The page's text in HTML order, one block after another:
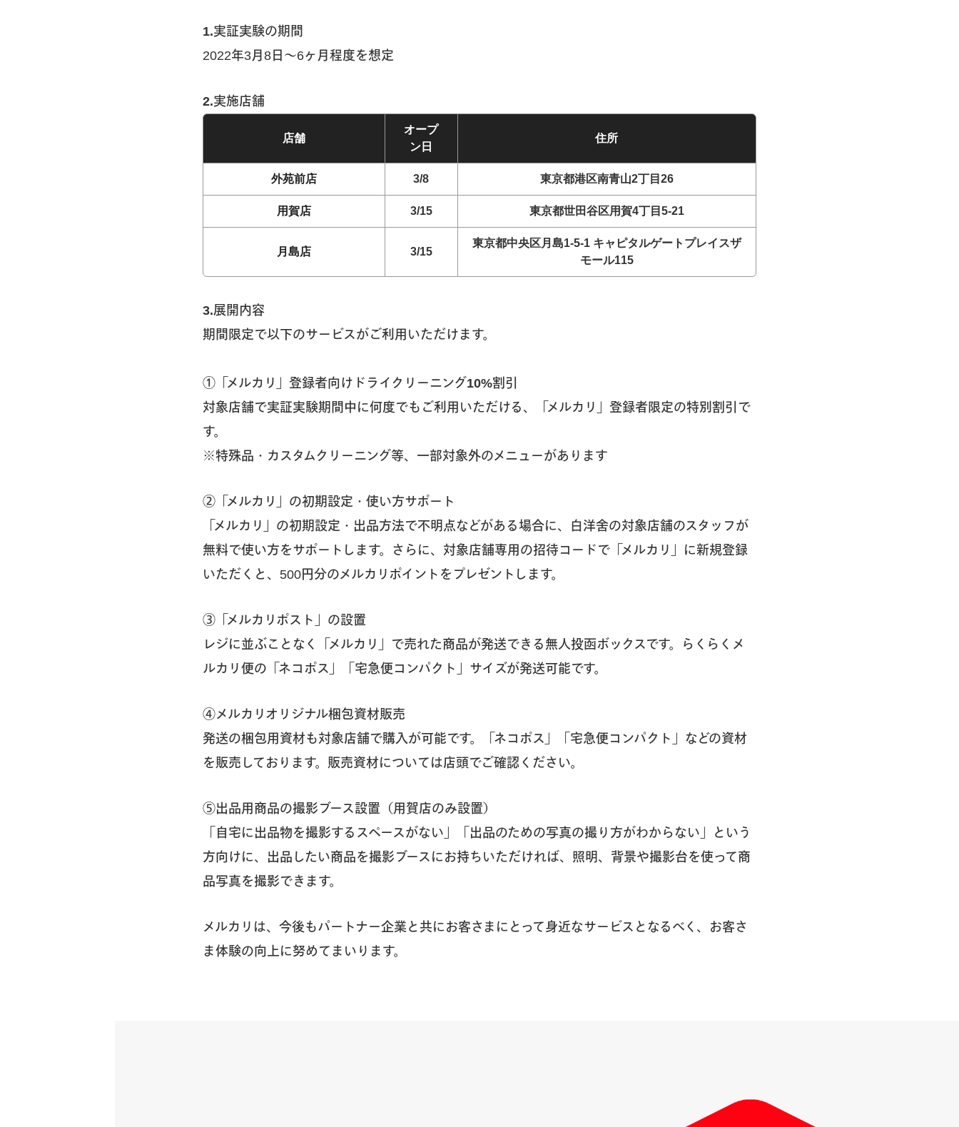
1.実証実験の期間
2022年3月8日〜6ヶ月程度を想定
2.実施店舗
店舗
オープ
ン日
住所
外苑前店 3/8 東京都港区南青山2丁目26
用賀店 3/15 東京都世田谷区用賀4丁目5-21
月島店 3/15
東京都中央区月島1-5-1 キャピタルゲートプレイスザ
モール115
3.展開内容
期間限定で以下のサービスがご利用いただけます。
①「メルカリ」登録者向けドライクリーニング10%割引
対象店舗で実証実験期間中に何度でもご利用いただける、「メルカリ」登録者限定の特別割引で
す。
※特殊品・カスタムクリーニング等、一部対象外のメニューがあります
②「メルカリ」の初期設定・使い方サポート
「メルカリ」の初期設定・出品方法で不明点などがある場合に、白洋舍の対象店舗のスタッフが
無料で使い方をサポートします。さらに、対象店舗専用の招待コードで「メルカリ」に新規登録
いただくと、500円分のメルカリポイントをプレゼントします。
③「メルカリポスト」の設置
レジに並ぶことなく「メルカリ」で売れた商品が発送できる無人投函ボックスです。らくらくメ
ルカリ便の「ネコポス」「宅急便コンパクト」サイズが発送可能です。
④メルカリオリジナル梱包資材販売
発送の梱包用資材も対象店舗で購入が可能です。「ネコポス」「宅急便コンパクト」などの資材
を販売しております。販売資材については店頭でご確認ください。
⑤出品用商品の撮影ブース設置（用賀店のみ設置）
「自宅に出品物を撮影するスペースがない」「出品のための写真の撮り方がわからない」という
方向けに、出品したい商品を撮影ブースにお持ちいただければ、照明、背景や撮影台を使って商
品写真を撮影できます。
メルカリは、今後もパートナー企業と共にお客さまにとって身近なサービスとなるべく、お客さ
ま体験の向上に努めてまいります。